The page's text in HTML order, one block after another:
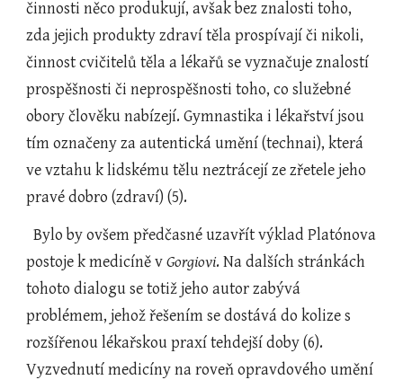
činnosti něco produkují, avšak bez znalosti toho,
zda jejich produkty zdraví těla prospívají či nikoli,
činnost cvičitelů těla a lékařů se vyznačuje znalostí
prospěšnosti či neprospěšnosti toho, co služebné
obory člověku nabízejí. Gymnastika i lékařství jsou
tím označeny za autentická umění (technai), která
ve vztahu k lidskému tělu neztrácejí ze zřetele jeho
pravé dobro (zdraví) (5).
  Bylo by ovšem předčasné uzavřít výklad Platónova
postoje k medicíně v Gorgiovi. Na dalších stránkách
tohoto dialogu se totiž jeho autor zabývá
problémem, jehož řešením se dostává do kolize s
rozšířenou lékařskou praxí tehdejší doby (6).
Vyzvednutí medicíny na roveň opravdového umění